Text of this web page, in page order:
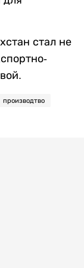
стал не
производтво